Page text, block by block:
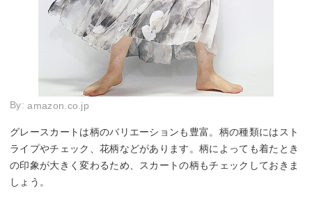
By:amazon.co.jp
グレースカートは柄のバリエーションも豊富。柄の種類にはスト
ライプやチェック、花柄などがあります。柄によっても着たとき
の印象が大きく変わるため、スカートの柄もチェックしておきま
しょう。